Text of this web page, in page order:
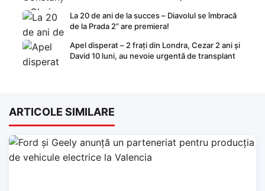
La 20 de ani de la succes – Diavolul se îmbracă
de la Prada 2” are premiera!
Apel disperat – 2 frați din Londra, Cezar 2 ani și
David 10 luni, au nevoie urgentă de transplant
ARTICOLE SIMILARE